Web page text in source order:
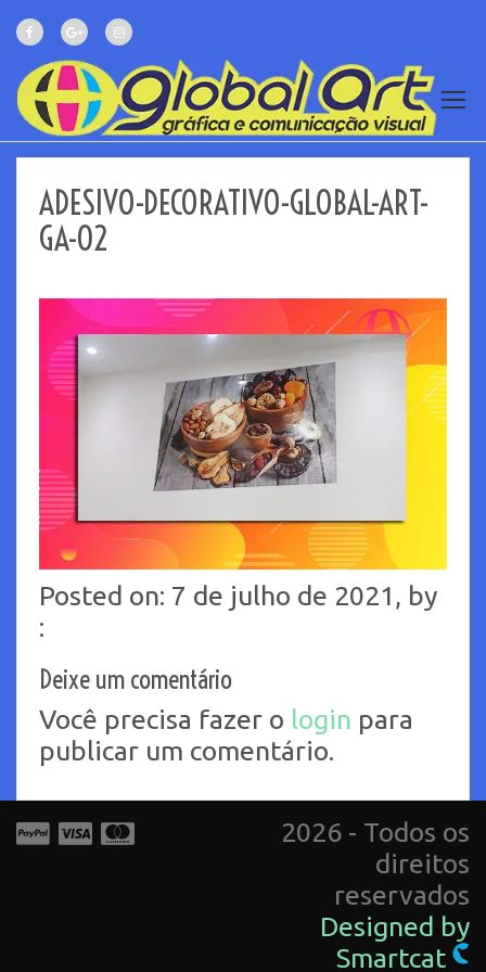
ADESIVO-DECORATIVO-GLOBAL-ART-
GA-02
Posted on: 7 de julho de 2021, by
:
Deixe um comentário
Você precisa fazer o login para
publicar um comentário.
2026 - Todos os
direitos
reservados
Designed by
Smartcat